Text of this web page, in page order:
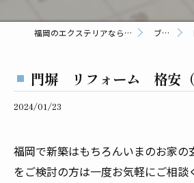
福岡のエクステリアなら幸千工業 ブログ
門塀 リフォーム 格安（
2024/01/23
福岡で新築はもちろんいまのお家の
をご検討の方は一度お気軽にご相